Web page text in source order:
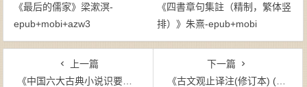
《最后的儒家》梁漱溟-
epub+mobi+azw3
《四書章句集註（精制，繁体竖
排）》朱熹-epub+mobi
上一篇
《中国六大古典小说识要（中亚）》张锦池（作者）-epub+mobi+azw3
下一篇
《古文观止译注(修订本) (博雅文渊阁)》阴法鲁（主编）-epub+mobi+azw3